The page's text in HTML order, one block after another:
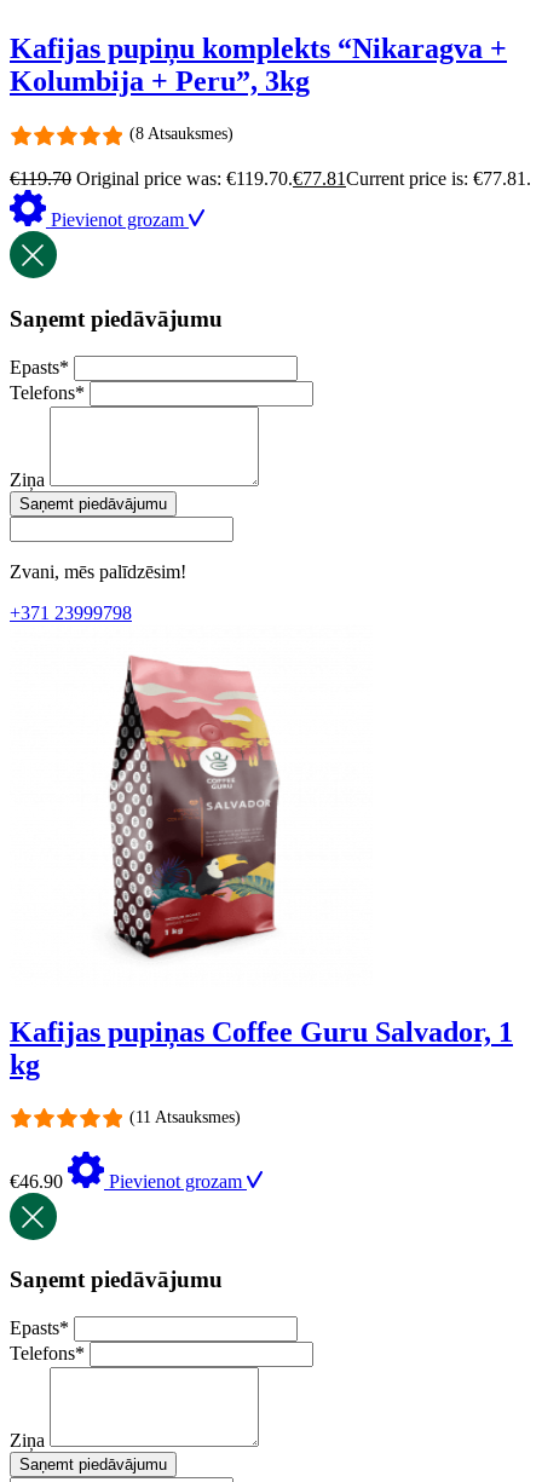
Kafijas pupiņu komplekts “Nikaragva +
Kolumbija + Peru”, 3kg
(8 Atsauksmes)
€119.70 Original price was: €119.70.€77.81Current price is: €77.81.
Pievienot grozam
Saņemt piedāvājumu
Epasts*
Telefons*
Ziņa
Saņemt piedāvājumu
Zvani, mēs palīdzēsim!
+371 23999798
Kafijas pupiņas Coffee Guru Salvador, 1
kg
(11 Atsauksmes)
€46.90 Pievienot grozam
Saņemt piedāvājumu
Epasts*
Telefons*
Ziņa
Saņemt piedāvājumu